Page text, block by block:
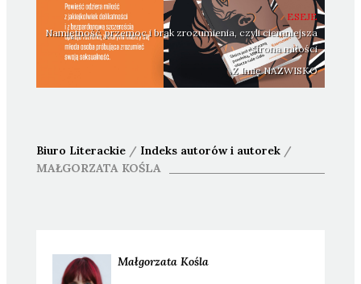
ESEJE
Namiętność, przemoc i brak zrozumienia, czyli ciemniejsza
strona miłości
Z Imię NAZWISKO
Biuro Literackie / Indeks autorów i autorek /
MAŁGORZATA KOŚLA
MałgorzataKośla